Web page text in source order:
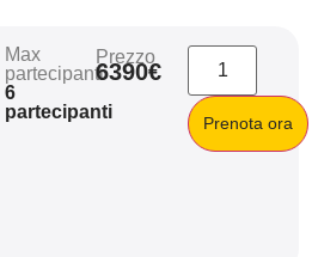
Max
partecipanti
6
partecipanti
Prezzo
6390€
Prenota ora